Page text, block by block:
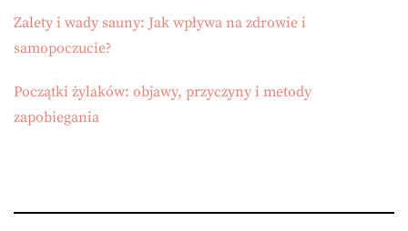
Zalety i wady sauny: Jak wpływa na zdrowie i
samopoczucie?
Początki żylaków: objawy, przyczyny i metody
zapobiegania